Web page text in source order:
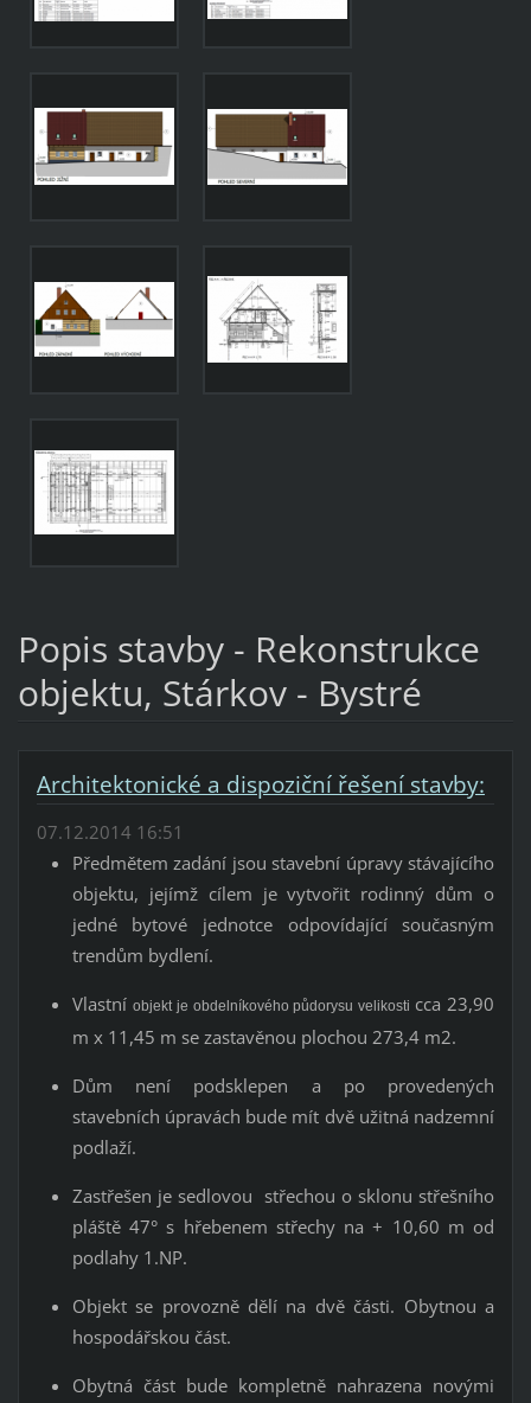
Popis stavby - Rekonstrukce
objektu, Stárkov - Bystré
Architektonické a dispoziční řešení stavby:
07.12.2014 16:51
Předmětem zadání jsou stavební úpravy stávajícího
objektu, jejímž cílem je vytvořit rodinný dům o
jedné bytové jednotce odpovídající současným
trendům bydlení.
Vlastní objekt je obdelníkového půdorysu velikosti cca 23,90
m x 11,45 m se zastavěnou plochou 273,4 m2.
Dům není podsklepen a po provedených
stavebních úpravách bude mít dvě užitná nadzemní
podlaží.
Zastřešen je sedlovou střechou o sklonu střešního
pláště 47° s hřebenem střechy na + 10,60 m od
podlahy 1.NP.
Objekt se provozně dělí na dvě části. Obytnou a
hospodářskou část.
Obytná část bude kompletně nahrazena novými